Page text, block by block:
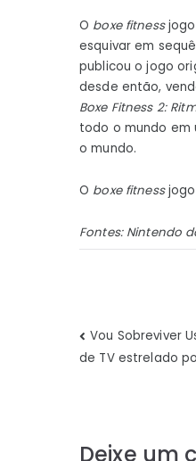
O boxe fitness
esquivar em
publicou o jogo
desde então,
Boxe Fitness 2:
todo o mundo em
o mundo.
O boxe fitness
Fontes: Nintendo
Vou Sobreviver
de TV estrelado
Deixe um